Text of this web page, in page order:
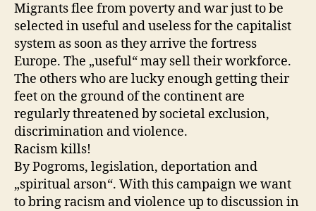
Migrants flee from poverty and war just to be
selected in useful and useless for the capitalist
system as soon as they arrive the fortress
Europe. The „useful“ may sell their workforce.
The others who are lucky enough getting their
feet on the ground of the continent are
regularly threatened by societal exclusion,
discrimination and violence.
Racism kills!
By Pogroms, legislation, deportation and
„spiritual arson“. With this campaign we want
to bring racism and violence up to discussion in